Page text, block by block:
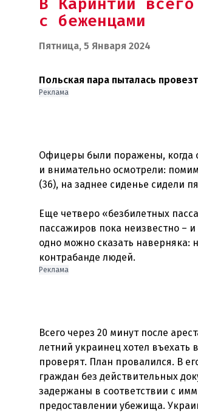
с беженцами
Пятница, 5 Января 2024
Польская пара пыталась
Реклама
Офицеры были поражены, когда
и внимательно осмотрели:
(36), на заднее сиденье сидели
Еще четверо «безбилетных
пассажиров пока неизвестно –
одно можно сказать наверняка:
Реклама
Всего через 20 минут после
летний украинец хотел
проверят. План провалился. В
граждан без действительных
задержаны в соответствии с